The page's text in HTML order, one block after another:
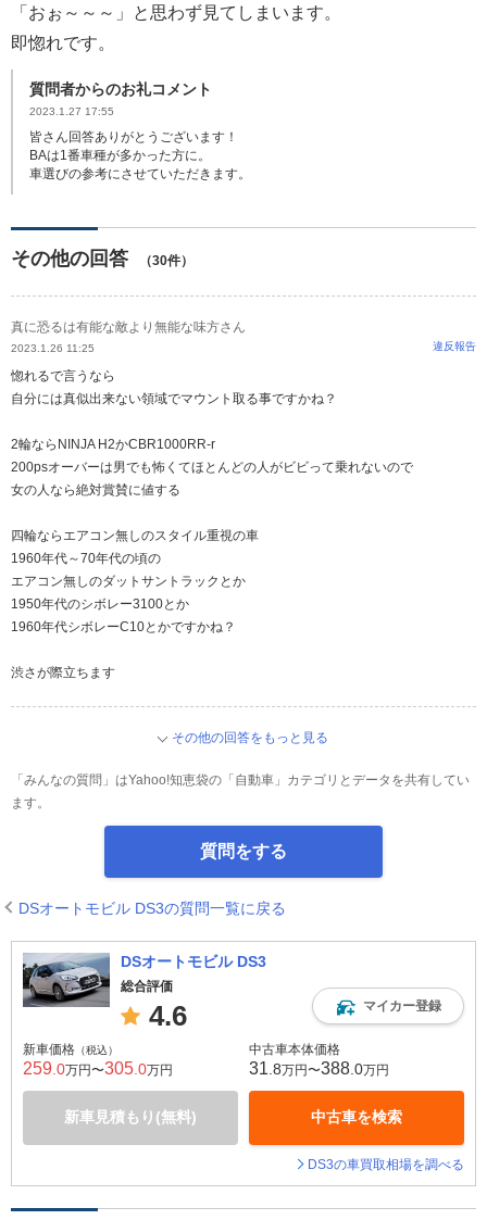
「おぉ～～～」と思わず見てしまいます。
即惚れです。
質問者からのお礼コメント
2023.1.27 17:55
皆さん回答ありがとうございます！
BAは1番車種が多かった方に。
車選びの参考にさせていただきます。
その他の回答 （30件）
真に恐るは有能な敵より無能な味方さん
2023.1.26 11:25 違反報告
惚れるで言うなら
自分には真似出来ない領域でマウント取る事ですかね？
2輪ならNINJA H2かCBR1000RR-r
200psオーバーは男でも怖くてほとんどの人がビビって乗れないので
女の人なら絶対賞賛に値する
四輪ならエアコン無しのスタイル重視の車
1960年代～70年代の頃の
エアコン無しのダットサントラックとか
1950年代のシボレー3100とか
1960年代シボレーC10とかですかね？
渋さが際立ちます
その他の回答をもっと見る
「みんなの質問」はYahoo!知恵袋の「自動車」カテゴリとデータを共有してい
ます。
質問をする
DSオートモビル DS3の質問一覧に戻る
DSオートモビル DS3
総合評価
4.6 マイカー登録
新車価格 （税込）
259 .0万円〜305 .0万円
新車見積もり(無料)
中古車本体価格
31 .8万円〜388 .0万円
中古車を検索
DS3の車買取相場を調べる